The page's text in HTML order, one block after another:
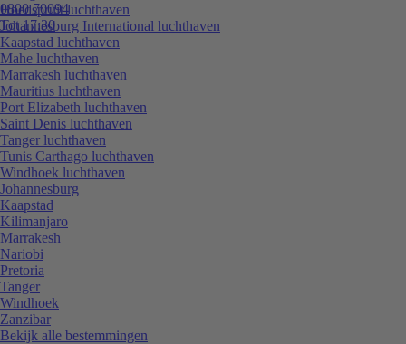
0800 70094
Tot 17:30
Hoedspruit luchthaven
Johannesburg International luchthaven
Kaapstad luchthaven
Mahe luchthaven
Marrakesh luchthaven
Mauritius luchthaven
Port Elizabeth luchthaven
Saint Denis luchthaven
Tanger luchthaven
Tunis Carthago luchthaven
Windhoek luchthaven
Johannesburg
Kaapstad
Kilimanjaro
Marrakesh
Nariobi
Pretoria
Tanger
Windhoek
Zanzibar
Bekijk alle bestemmingen